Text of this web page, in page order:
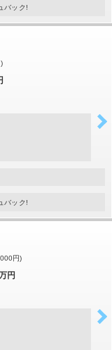
バック!
バック!
円)
円